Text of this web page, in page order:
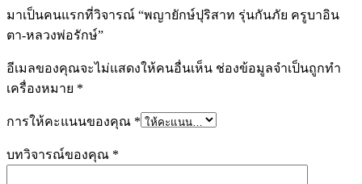
มาเป็นคนแรกที่วิจารณ์ “พญายักษ์ปุริสาท รุ่นกันภัย ครูบาอิน
ตา-หลวงพ่อรักษ์”
อีเมลของคุณจะไม่แสดงให้คนอื่นเห็น ช่องข้อมูลจำเป็นถูกทำ
เครื่องหมาย *
การให้คะแนนของคุณ *
บทวิจารณ์ของคุณ *